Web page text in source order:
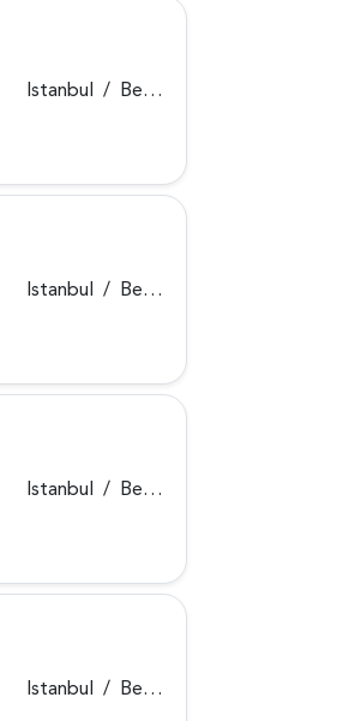
Istanbul / Beykoz
Istanbul / Beykoz
Istanbul / Beykoz
Istanbul / Beykoz